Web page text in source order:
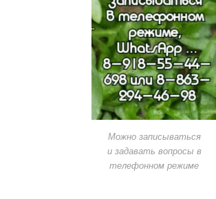
Можно записываться
и задавать вопросы в
телефонном режиме